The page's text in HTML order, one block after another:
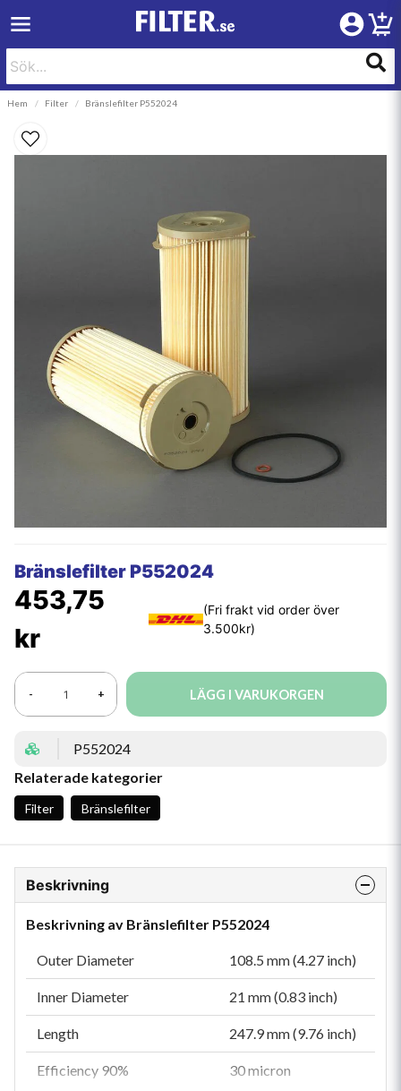
Hem Filter Bränslefilter P552024
Bränslefilter P552024
453,75
kr
- + LÄGG I VARUKORGEN
P552024
Relaterade kategorier
Filter Bränslefilter
Beskrivning
Beskrivning av Bränslefilter P552024
Outer Diameter 108.5 mm (4.27 inch)
Inner Diameter 21 mm (0.83 inch)
Length 247.9 mm (9.76 inch)
Efficiency 90% 30 micron